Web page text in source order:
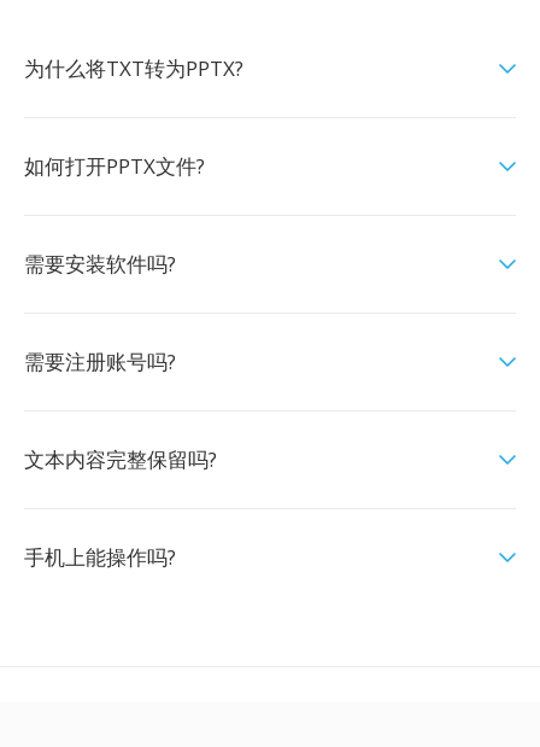
为什么将TXT转为PPTX?
如何打开PPTX文件?
需要安装软件吗?
需要注册账号吗?
文本内容完整保留吗?
手机上能操作吗?